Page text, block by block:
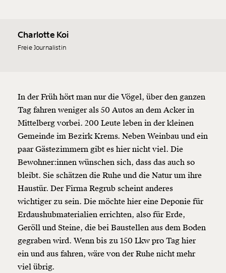
Charlotte Koi
Freie Journalistin
In der Früh hört man nur die Vögel, über den ganzen
Tag fahren weniger als 50 Autos an dem Acker in
Mittelberg vorbei. 200 Leute leben in der kleinen
Gemeinde im Bezirk Krems. Neben Weinbau und ein
paar Gästezimmern gibt es hier nicht viel. Die
Bewohner:innen wünschen sich, dass das auch so
bleibt. Sie schätzen die Ruhe und die Natur um ihre
Haustür. Der Firma Regrub scheint anderes
wichtiger zu sein. Die möchte hier eine Deponie für
Erdaushubmaterialien errichten, also für Erde,
Geröll und Steine, die bei Baustellen aus dem Boden
gegraben wird. Wenn bis zu 150 Lkw pro Tag hier
ein und aus fahren, wäre von der Ruhe nicht mehr
viel übrig.